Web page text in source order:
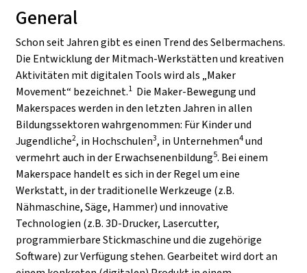
General
Schon seit Jahren gibt es einen Trend des Selbermachens.
Die Entwicklung der Mitmach-Werkstätten und kreativen
Aktivitäten mit digitalen Tools wird als „Maker
Movement“ bezeichnet.1 Die Maker-Bewegung und
Makerspaces werden in den letzten Jahren in allen
Bildungssektoren wahrgenommen: Für Kinder und
Jugendliche2, in Hochschulen3, in Unternehmen4und
vermehrt auch in der Erwachsenenbildung5. Bei einem
Makerspace handelt es sich in der Regel um eine
Werkstatt, in der traditionelle Werkzeuge (z.B.
Nähmaschine, Säge, Hammer) und innovative
Technologien (z.B. 3D-Drucker, Lasercutter,
programmierbare Stickmaschine und die zugehörige
Software) zur Verfügung stehen. Gearbeitet wird dort an